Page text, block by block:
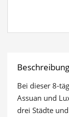
Beschreibung
Bei dieser 8-
Assuan und
drei Städte